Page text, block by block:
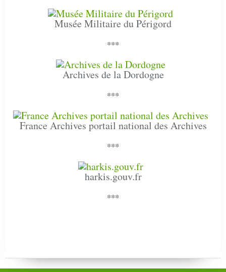
Musée Militaire du Périgord
***
Archives de la Dordogne
***
France Archives portail national des Archives
***
harkis.gouv.fr
***